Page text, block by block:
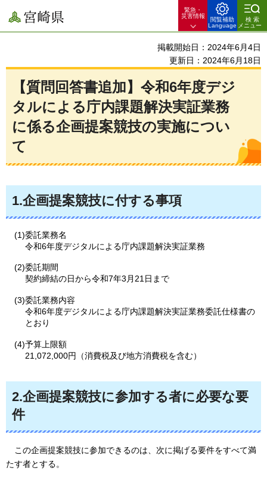
宮崎県
緊急・
災害情報
閲覧補助
Language
検索
メニュー
掲載開始日：2024年6月4日
更新日：2024年6月18日
【質問回答書追加】令和6年度デジ
タルによる庁内課題解決実証業務
に係る企画提案競技の実施につい
て
1.企画提案競技に付する事項
(1)委託業務名
令和6年度デジタルによる庁内課題解決実証業務
(2)委託期間
契約締結の日から令和7年3月21日まで
(3)委託業務内容
令和6年度デジタルによる庁内課題解決実証業務委託仕様書の
とおり
(4)予算上限額
21,072,000円（消費税及び地方消費税を含む）
2.企画提案競技に参加する者に必要な要
件
この企画提案競技に参加できるのは、次に掲げる要件をすべて満
たす者とする。